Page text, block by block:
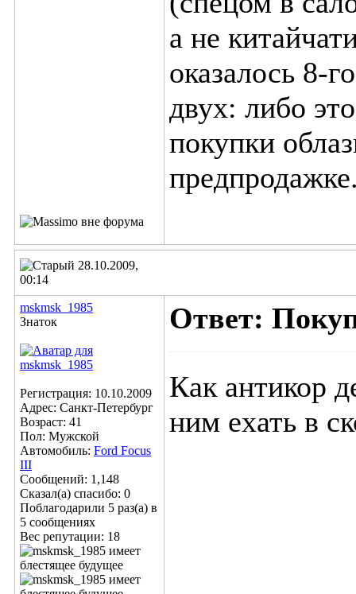
а не
оказалось 8-
двух: либо
покупки
28.10.2009,
00:14
mskmsk_1985
Знаток
Регистрация: 10.10.2009
Адрес: Санкт-Петербург
Возраст: 41
Пол: Мужской
Автомобиль: Ford Focus
III
Сообщений: 1,148
Сказал(а) спасибо: 0
Поблагодарили 5 раз(а) в
5 сообщениях
Вес репутации: 18
Ответ:
Как антикор
ним ехать в